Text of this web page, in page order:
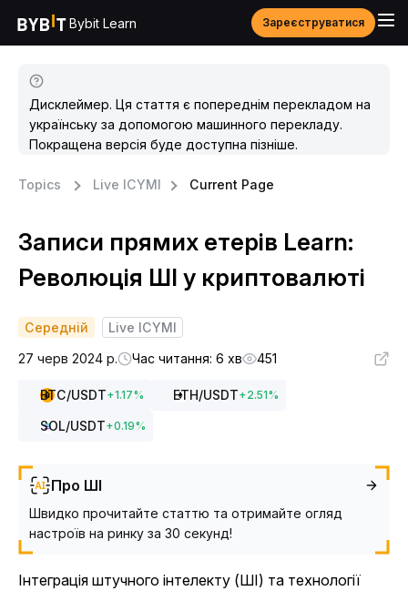
Bybit Learn Зареєструватися
Дисклеймер. Ця стаття є попереднім перекладом на
українську за допомогою машинного перекладу.
Покращена версія буде доступна пізніше.
Topics Live ICYMI Current Page
Записи прямих етерів Learn:
Революція ШІ у криптовалюті
Середній
Live ICYMI
27 черв 2024 р.
Час читання: 6 хв 451
BTC/USDT+1.17% ETH/USDT+2.51%
SOL/USDT+0.19%
Про ШІ
Швидко прочитайте статтю та отримайте огляд
настроїв на ринку за 30 секунд!
Інтеграція штучного інтелекту (ШІ) та технології